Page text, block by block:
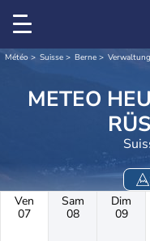
Météo Suisse Berne
METEO
Ven
07
Sam
08
Dim
09